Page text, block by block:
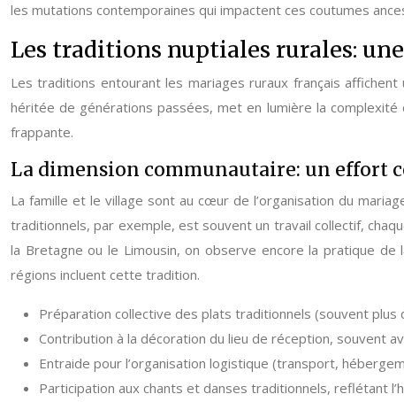
les mutations contemporaines qui impactent ces coutumes
Les traditions nuptiales rurales:
Les traditions entourant les mariages ruraux français affichent
héritée de générations passées, met en lumière la
frappante.
La dimension communautaire: un effort
La famille et le village sont au cœur de l’organisation du
traditionnels, par exemple, est souvent un travail collectif,
la Bretagne ou le Limousin, on observe encore la pratique
régions incluent cette tradition.
Préparation collective des plats traditionnels (souvent
Contribution à la décoration du lieu de réception, souvent
Entraide pour l’organisation logistique (transport,
Participation aux chants et danses traditionnels, reflétant